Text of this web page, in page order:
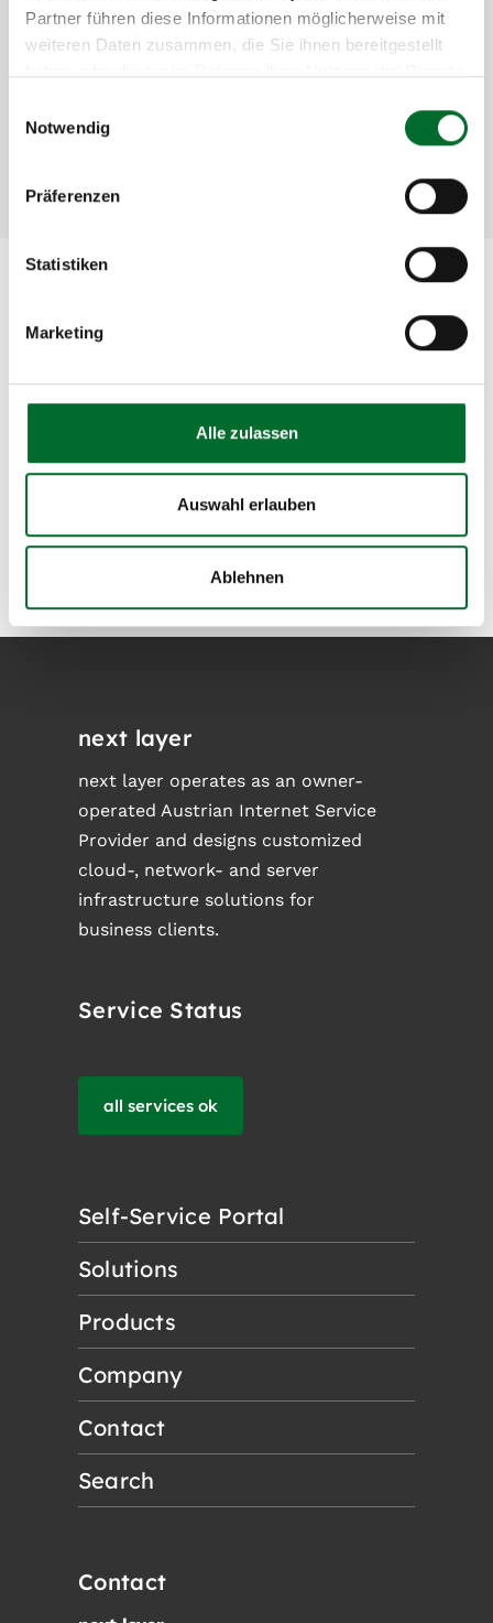
Partner führen diese Informationen möglicherweise mit
weiteren Daten zusammen, die Sie ihnen bereitgestellt
Notwendig
Präferenzen
Statistiken
Marketing
Alle zulassen
Auswahl erlauben
Ablehnen
Geographic VoIP numbers (Austria)
nationwide calling in Austria)
If you have any specific questions or would like a
quote based on your unique requirements, please
to send us an e-mail tosales@nextlayer.at
at +43 5 1764-622. We look forward to hearing from
next layer
next layer operates as an owner-
operated Austrian Internet Service
Provider and designs customized
cloud-, network- and server
infrastructure solutions for
business clients.
Service Status
all services ok
Self-Service Portal
Solutions
Products
Company
Contact
Search
Contact